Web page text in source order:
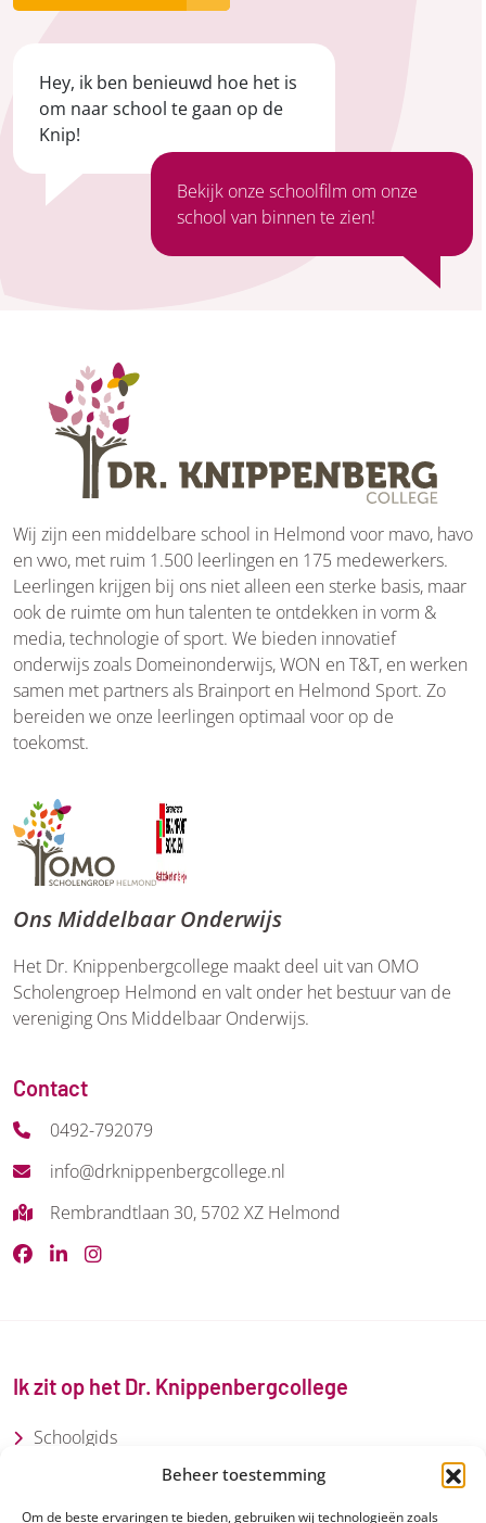
Beheer toestemming
Om de beste ervaringen te bieden, gebruiken wij technologieën zoals
Hey, ik ben benieuwd hoe het is
om naar school te gaan op de
Knip!
Bekijk onze schoolfilm om onze
school van binnen te zien!
Wij zijn een middelbare school in Helmond voor mavo, havo
en vwo, met ruim 1.500 leerlingen en 175 medewerkers.
Leerlingen krijgen bij ons niet alleen een sterke basis, maar
ook de ruimte om hun talenten te ontdekken in vorm &
media, technologie of sport. We bieden innovatief
onderwijs zoals Domeinonderwijs, WON en T&T, en werken
samen met partners als Brainport en Helmond Sport. Zo
bereiden we onze leerlingen optimaal voor op de
toekomst.
Ons Middelbaar Onderwijs
Het Dr. Knippenbergcollege maakt deel uit van OMO
Scholengroep Helmond en valt onder het bestuur van de
vereniging Ons Middelbaar Onderwijs.
Contact
0492-792079
info@drknippenbergcollege.nl
Rembrandtlaan 30, 5702 XZ Helmond
Ik zit op het Dr. Knippenbergcollege
Schoolgids
Loopbaancentrum